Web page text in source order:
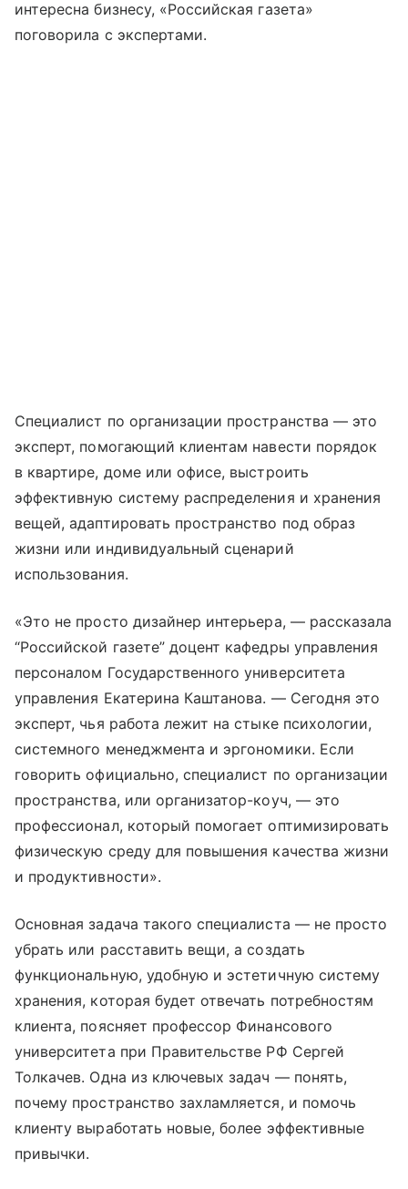
интересна бизнесу, «Российская газета»
поговорила с экспертами.
Специалист по организации пространства — это
эксперт, помогающий клиентам навести порядок
в квартире, доме или офисе, выстроить
эффективную систему распределения и хранения
вещей, адаптировать пространство под образ
жизни или индивидуальный сценарий
использования.
«Это не просто дизайнер интерьера, — рассказала
“Российской газете” доцент кафедры управления
персоналом Государственного университета
управления Екатерина Каштанова. — Сегодня это
эксперт, чья работа лежит на стыке психологии,
системного менеджмента и эргономики. Если
говорить официально, специалист по организации
пространства, или организатор-коуч, — это
профессионал, который помогает оптимизировать
физическую среду для повышения качества жизни
и продуктивности».
Основная задача такого специалиста — не просто
убрать или расставить вещи, а создать
функциональную, удобную и эстетичную систему
хранения, которая будет отвечать потребностям
клиента, поясняет профессор Финансового
университета при Правительстве РФ Сергей
Толкачев. Одна из ключевых задач — понять,
почему пространство захламляется, и помочь
клиенту выработать новые, более эффективные
привычки.